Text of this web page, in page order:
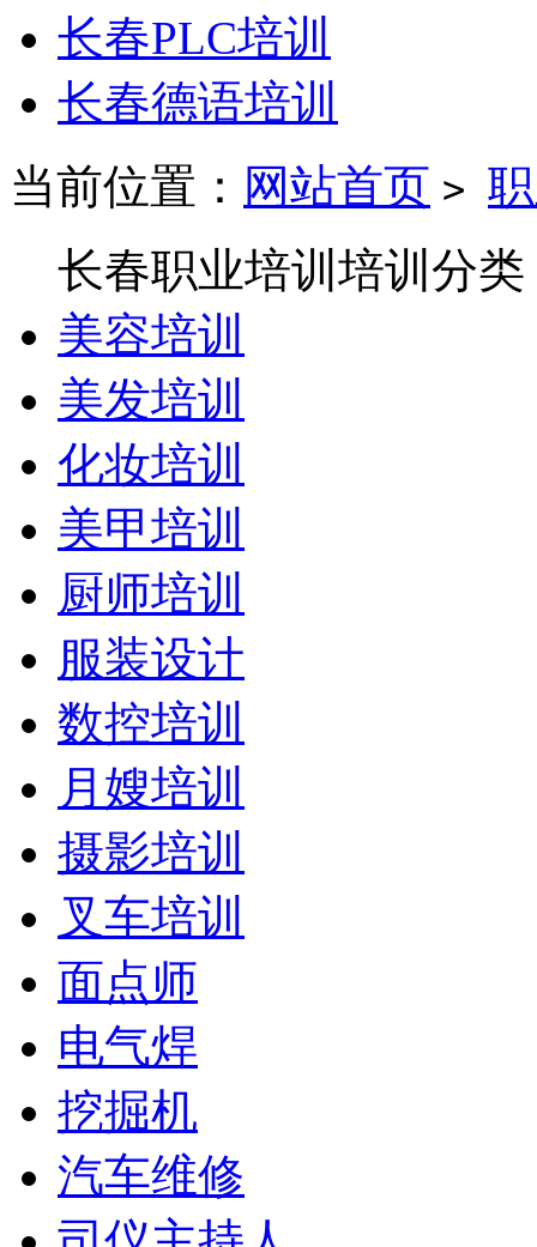
长春PLC培训
长春德语培训
当前位置： 网站首页 >
长春职业培训培训分类
美容培训
美发培训
化妆培训
美甲培训
厨师培训
服装设计
数控培训
月嫂培训
摄影培训
叉车培训
面点师
电气焊
挖掘机
汽车维修